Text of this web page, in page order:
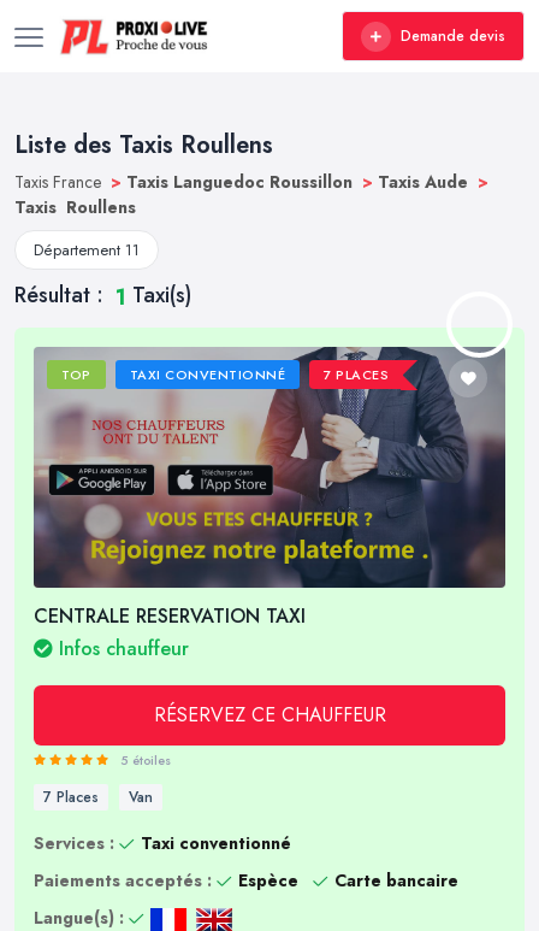
Demande devis
Liste des Taxis Roullens
Taxis France > Taxis Languedoc Roussillon > Taxis Aude >
Taxis Roullens
Département 11
Résultat : 1 Taxi(s)
TOP TAXI CONVENTIONNÉ 7 PLACES
CENTRALE RESERVATION TAXI
Infos chauffeur
RÉSERVEZ CE CHAUFFEUR
5 étoiles
7 Places Van
Services :
Taxi conventionné
Paiements acceptés :
Espèce
Carte bancaire
Langue(s) :